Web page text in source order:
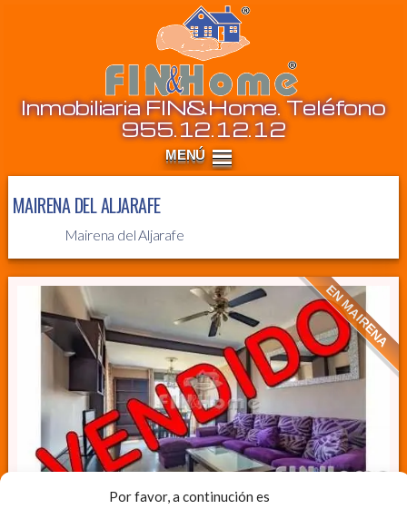
Por favor, a continución es
Inmobiliaria FIN&Home. Teléfono
955.12.12.12
MAIRENA DEL ALJARAFE
Mairena del Aljarafe
149000€
EN MAIRENA